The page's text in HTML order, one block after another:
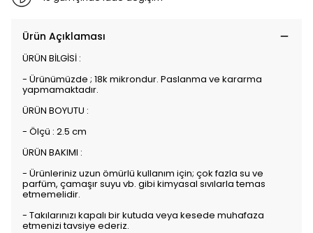
Ürün Açıklaması
ÜRÜN BİLGİSİ :
- Ürünümüzde ; 18k mikrondur. Paslanma ve kararma
yapmamaktadır.
ÜRÜN BOYUTU :
- Ölçü : 2.5 cm
ÜRÜN BAKIMI :
- Ürünleriniz uzun ömürlü kullanım için; çok fazla su ve
parfüm, çamaşır suyu vb. gibi kimyasal sıvılarla temas
etmemelidir.
- Takılarınızı kapalı bir kutuda veya kesede muhafaza
etmenizi tavsiye ederiz.